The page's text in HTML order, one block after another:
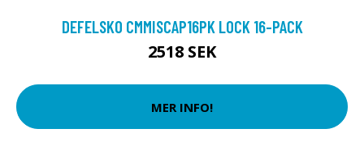
DEFELSKO CMMISCAP16PK LOCK 16-PACK
2518 SEK
MER INFO!